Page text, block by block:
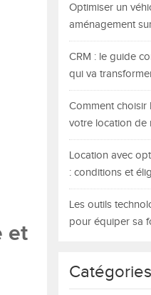
et
Optimiser un
aménagement
CRM : le guide
qui va
Comment
votre location de
Location avec
: conditions et
Les outils
pour équiper sa
Catégories